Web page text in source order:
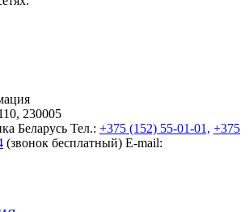
230005
Беларусь Тел.: +375 (152) 55-01-01, +375
(звонок бесплатный) E-mail: